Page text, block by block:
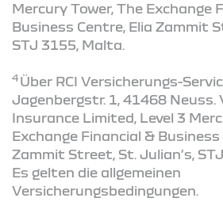
Mercury Tower, The Exchange
Business Centre, Elia Zammit
STJ 3155, Malta.
4 Über RCI Versicherungs-
Jagenbergstr. 1, 41468 Neuss.
Insurance Limited, Level 3
Exchange Financial & Business
Zammit Street, St. Julian’s,
Es gelten die allgemeinen
Versicherungsbedingungen.